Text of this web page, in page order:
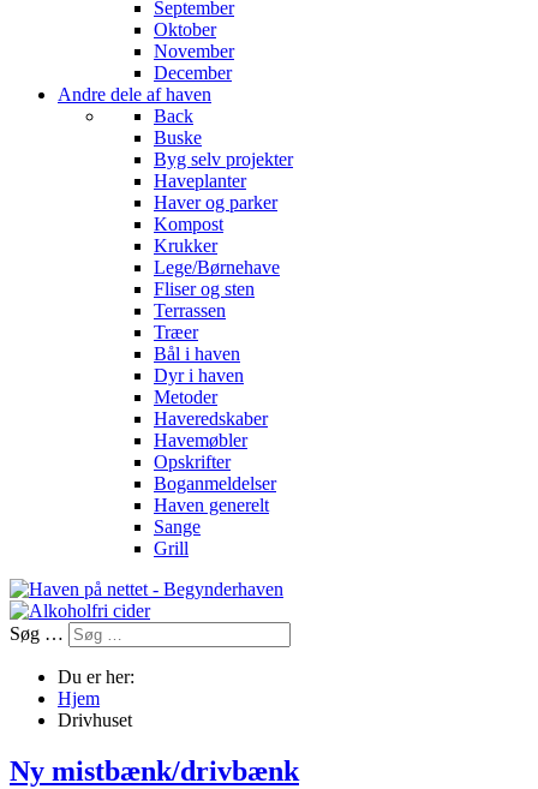
September
Oktober
November
December
Andre dele af haven
Back
Buske
Byg selv projekter
Haveplanter
Haver og parker
Kompost
Krukker
Lege/Børnehave
Fliser og sten
Terrassen
Træer
Bål i haven
Dyr i haven
Metoder
Haveredskaber
Havemøbler
Opskrifter
Boganmeldelser
Haven generelt
Sange
Grill
Søg …
Du er her:
Hjem
Drivhuset
Ny mistbænk/drivbænk